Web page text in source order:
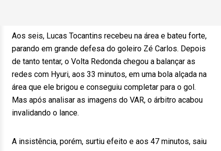
Aos seis, Lucas Tocantins recebeu na área e bateu forte,
parando em grande defesa do goleiro Zé Carlos. Depois
de tanto tentar, o Volta Redonda chegou a balançar as
redes com Hyuri, aos 33 minutos, em uma bola alçada na
área que ele brigou e conseguiu completar para o gol.
Mas após analisar as imagens do VAR, o árbitro acabou
invalidando o lance.
A insistência, porém, surtiu efeito e aos 47 minutos, saiu